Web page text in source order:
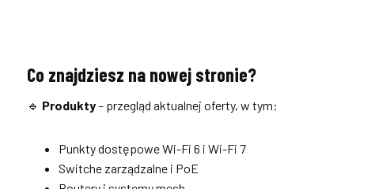
Co znajdziesz na nowej stronie?
🔹 Produkty– przegląd aktualnej oferty, w tym:
Punkty dostępowe Wi-Fi 6 i Wi-Fi 7
Switche zarządzalne i PoE